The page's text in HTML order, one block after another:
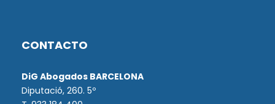
CONTACTO
DiG Abogados BARCELONA
Diputació, 260. 5º